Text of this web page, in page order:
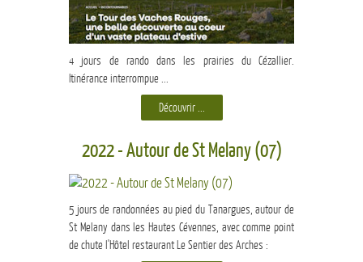
4 jours de rando dans les prairies du Cézallier.
Itinérance interrompue ...
Découvrir ...
2022 - Autour de St Melany (07)
5 jours de randonnées au pied du Tanargues, autour de
St Melany dans les Hautes Cévennes, avec comme point
de chute l'Hôtel restaurant Le Sentier des Arches :